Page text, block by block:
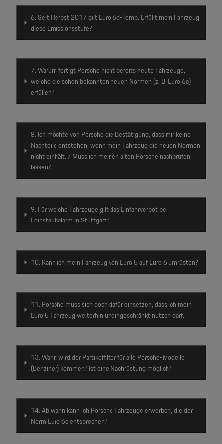
6. Seit Herbst 2017 gilt Euro 6d-Temp. Erfüllt mein Fahrzeug
diese Emissionsstufe?
7. Warum fertigt Porsche nicht bereits heute Fahrzeuge,
welche die schon bekannten neuen Normen (z. B. Euro 6c)
erfüllen?
8. Ich möchte von Porsche die Bestätigung, dass mir keine
Nachteile entstehen, wenn mein Fahrzeug die neuen Normen
nicht einhält. / Muss ich meinen alten Porsche nachprüfen
lassen?
9. Für welche Fahrzeuge gilt das Einfahrverbot bei
Feinstaubalarm in Stuttgart?
10. Kann ich mein Fahrzeug von Euro 5 auf Euro 6 umrüsten?
11. Porsche muss sich doch dafür einsetzen, dass ich mein
Euro 5 Fahrzeug weiterhin uneingeschränkt nutzen darf.
13. Wann wird der Partikelfilter für alle Porsche-Modelle
(Benziner) kommen? Ist eine Nachrüstung möglich?
14. Ab wann kann ich Porsche Fahrzeuge erwerben, die der
Norm Euro 6c entsprechen?